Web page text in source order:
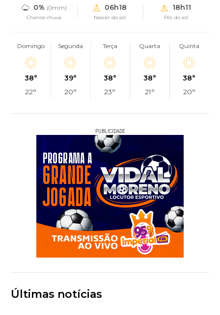
0% (0mm)
Chance chuva
06h18
Nascer do sol
18h11
Pôr do sol
Domingo
38°
22°
Segunda
39°
20°
Terça
38°
23°
Quarta
38°
21°
Quinta
38°
20°
PUBLICIDADE
Últimas notícias